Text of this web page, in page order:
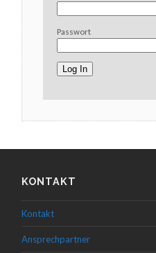
Passwort
KONTAKT
Kontakt
Ansprechpartner